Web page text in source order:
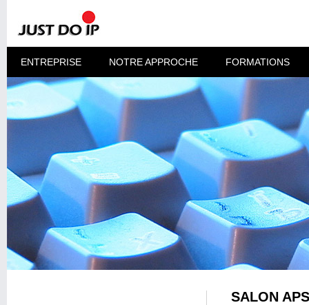
ENTREPRISE NOTRE APPROCHE FORMATIONS
SALON